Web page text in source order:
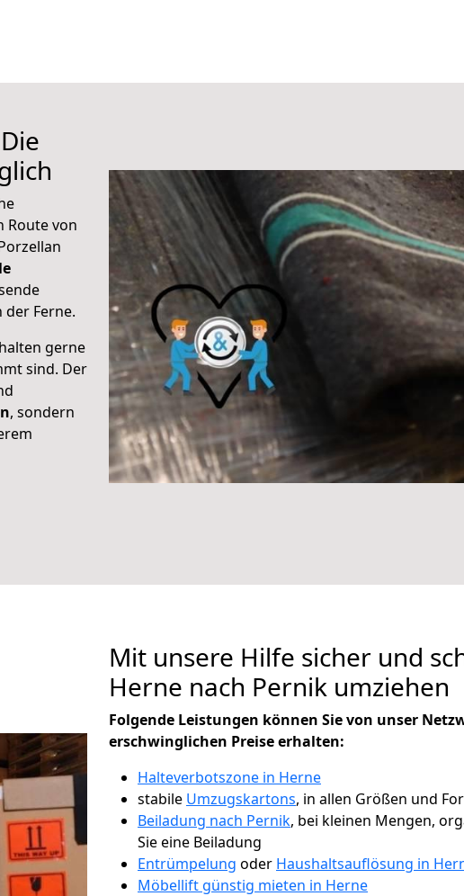
Route von
Ferne.
gerne
sind. Der
, sondern
Mit unsere Hilfe sicher und
Herne nach Pernik umziehen
Folgende Leistungen können Sie von unser
erschwinglichen Preise erhalten:
Halteverbotszone in Herne
stabile Umzugskartons, in allen Größen und
Beiladung nach Pernik, bei kleinen Mengen,
Sie eine Beiladung
Entrümpelung oder Haushaltsauflösung in
Möbellift günstig mieten in Herne